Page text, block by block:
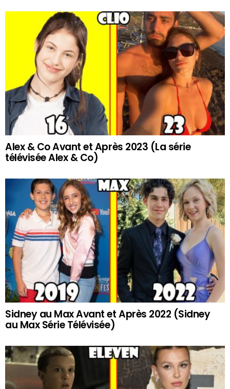
Alex & Co Avant et Après 2023 (La série
télévisée Alex & Co)
Sidney au Max Avant et Après 2022 (Sidney
au Max Série Télévisée)